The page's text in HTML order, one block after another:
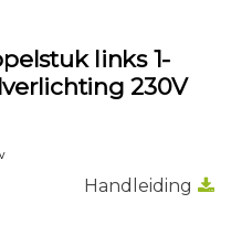
links 1-
230V
Handleiding